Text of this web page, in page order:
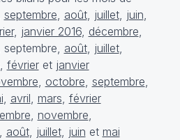
septembre, août, juillet, juin,
, janvier 2016, décembre,
septembre, août, juillet,
, févrieret janvier
, octobre, septembre,
, avril, mars, février
, novembre,
, août, juillet, juin et mai